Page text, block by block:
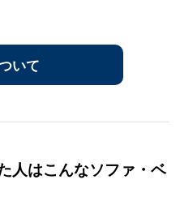
いて
人はこんなソファ・ベ